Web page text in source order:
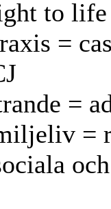
to life
=
=
=